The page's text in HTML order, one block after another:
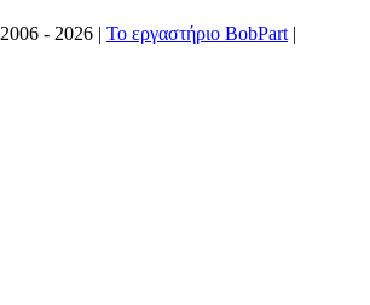
2006 - 2026 | Το εργαστήριο BobPart |